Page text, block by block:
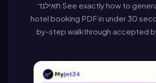
See exactly how to generate your free תאילנד
hotel booking PDF in under 30
by-step walkthrough accepted